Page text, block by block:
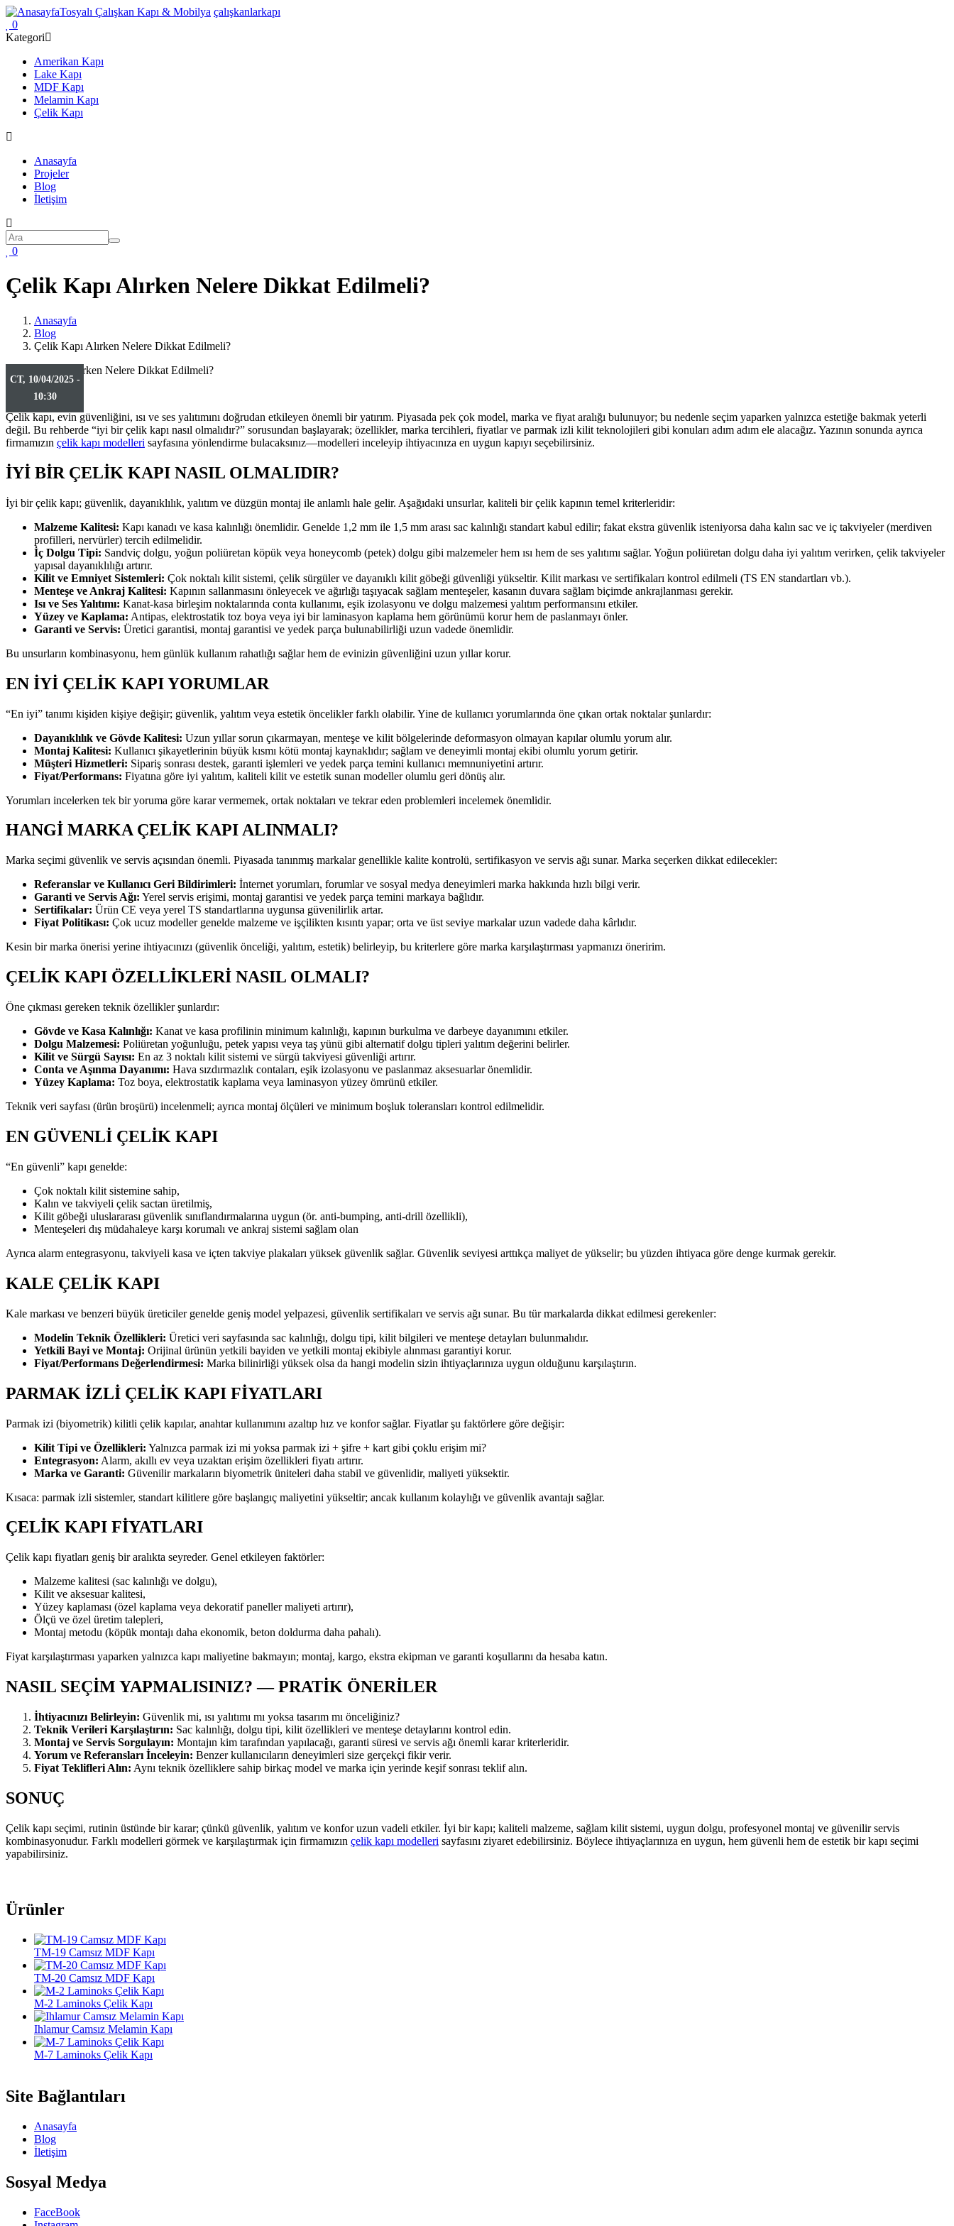
Ana
içeriğe
atla
Tosyalı Çalışkan Kapı & Mobilya çalışkanlarkapı
0
Kategori
Amerikan Kapı
Lake Kapı
MDF Kapı
Melamin Kapı
Çelik Kapı
gezinti
menüsü
Anasayfa
Projeler
Blog
İletişim
Ara
Ara
0
Çelik Kapı Alırken Nelere Dikkat Edilmeli?
Anasayfa
Blog
Çelik Kapı Alırken Nelere Dikkat Edilmeli?
CT, 10/04/2025 -
10:30
Çelik kapı, evin güvenliğini, ısı ve ses yalıtımını doğrudan etkileyen önemli bir yatırım. Piyasada pek çok model, marka ve fiyat aralığı bulunuyor; bu nedenle seçim yaparken yalnızca estetiğe bakmak yeterli
değil. Bu rehberde “iyi bir çelik kapı nasıl olmalıdır?” sorusundan başlayarak; özellikler, marka tercihleri, fiyatlar ve parmak izli kilit teknolojileri gibi konuları adım adım ele alacağız. Yazının sonunda ayrıca
firmamızın çelik kapı modelleri sayfasına yönlendirme bulacaksınız—modelleri inceleyip ihtiyacınıza en uygun kapıyı seçebilirsiniz.
İYI BIR ÇELIK KAPI NASIL OLMALIDIR?
İyi bir çelik kapı; güvenlik, dayanıklılık, yalıtım ve düzgün montaj ile anlamlı hale gelir. Aşağıdaki unsurlar, kaliteli bir çelik kapının temel kriterleridir:
Malzeme Kalitesi: Kapı kanadı ve kasa kalınlığı önemlidir. Genelde 1,2 mm ile 1,5 mm arası sac kalınlığı standart kabul edilir; fakat ekstra güvenlik isteniyorsa daha kalın sac ve iç takviyeler (merdiven
profilleri, nervürler) tercih edilmelidir.
İç Dolgu Tipi: Sandviç dolgu, yoğun poliüretan köpük veya honeycomb (petek) dolgu gibi malzemeler hem ısı hem de ses yalıtımı sağlar. Yoğun poliüretan dolgu daha iyi yalıtım verirken, çelik takviyeler
yapısal dayanıklılığı artırır.
Kilit ve Emniyet Sistemleri: Çok noktalı kilit sistemi, çelik sürgüler ve dayanıklı kilit göbeği güvenliği yükseltir. Kilit markası ve sertifikaları kontrol edilmeli (TS EN standartları vb.).
Menteşe ve Ankraj Kalitesi: Kapının sallanmasını önleyecek ve ağırlığı taşıyacak sağlam menteşeler, kasanın duvara sağlam biçimde ankrajlanması gerekir.
Isı ve Ses Yalıtımı: Kanat-kasa birleşim noktalarında conta kullanımı, eşik izolasyonu ve dolgu malzemesi yalıtım performansını etkiler.
Yüzey ve Kaplama: Antipas, elektrostatik toz boya veya iyi bir laminasyon kaplama hem görünümü korur hem de paslanmayı önler.
Garanti ve Servis: Üretici garantisi, montaj garantisi ve yedek parça bulunabilirliği uzun vadede önemlidir.
Bu unsurların kombinasyonu, hem günlük kullanım rahatlığı sağlar hem de evinizin güvenliğini uzun yıllar korur.
EN İYI ÇELIK KAPI YORUMLAR
“En iyi” tanımı kişiden kişiye değişir; güvenlik, yalıtım veya estetik öncelikler farklı olabilir. Yine de kullanıcı yorumlarında öne çıkan ortak noktalar şunlardır:
Dayanıklılık ve Gövde Kalitesi: Uzun yıllar sorun çıkarmayan, menteşe ve kilit bölgelerinde deformasyon olmayan kapılar olumlu yorum alır.
Montaj Kalitesi: Kullanıcı şikayetlerinin büyük kısmı kötü montaj kaynaklıdır; sağlam ve deneyimli montaj ekibi olumlu yorum getirir.
Müşteri Hizmetleri: Sipariş sonrası destek, garanti işlemleri ve yedek parça temini kullanıcı memnuniyetini artırır.
Fiyat/Performans: Fiyatına göre iyi yalıtım, kaliteli kilit ve estetik sunan modeller olumlu geri dönüş alır.
Yorumları incelerken tek bir yoruma göre karar vermemek, ortak noktaları ve tekrar eden problemleri incelemek önemlidir.
HANGI MARKA ÇELIK KAPI ALINMALI?
Marka seçimi güvenlik ve servis açısından önemli. Piyasada tanınmış markalar genellikle kalite kontrolü, sertifikasyon ve servis ağı sunar. Marka seçerken dikkat edilecekler:
Referanslar ve Kullanıcı Geri Bildirimleri: İnternet yorumları, forumlar ve sosyal medya deneyimleri marka hakkında hızlı bilgi verir.
Garanti ve Servis Ağı: Yerel servis erişimi, montaj garantisi ve yedek parça temini markaya bağlıdır.
Sertifikalar: Ürün CE veya yerel TS standartlarına uygunsa güvenilirlik artar.
Fiyat Politikası: Çok ucuz modeller genelde malzeme ve işçilikten kısıntı yapar; orta ve üst seviye markalar uzun vadede daha kârlıdır.
Kesin bir marka önerisi yerine ihtiyacınızı (güvenlik önceliği, yalıtım, estetik) belirleyip, bu kriterlere göre marka karşılaştırması yapmanızı öneririm.
ÇELIK KAPI ÖZELLIKLERI NASIL OLMALI?
Öne çıkması gereken teknik özellikler şunlardır:
Gövde ve Kasa Kalınlığı: Kanat ve kasa profilinin minimum kalınlığı, kapının burkulma ve darbeye dayanımını etkiler.
Dolgu Malzemesi: Poliüretan yoğunluğu, petek yapısı veya taş yünü gibi alternatif dolgu tipleri yalıtım değerini belirler.
Kilit ve Sürgü Sayısı: En az 3 noktalı kilit sistemi ve sürgü takviyesi güvenliği artırır.
Conta ve Aşınma Dayanımı: Hava sızdırmazlık contaları, eşik izolasyonu ve paslanmaz aksesuarlar önemlidir.
Yüzey Kaplama: Toz boya, elektrostatik kaplama veya laminasyon yüzey ömrünü etkiler.
Teknik veri sayfası (ürün broşürü) incelenmeli; ayrıca montaj ölçüleri ve minimum boşluk toleransları kontrol edilmelidir.
EN GÜVENLI ÇELIK KAPI
“En güvenli” kapı genelde:
Çok noktalı kilit sistemine sahip,
Kalın ve takviyeli çelik sactan üretilmiş,
Kilit göbeği uluslararası güvenlik sınıflandırmalarına uygun (ör. anti-bumping, anti-drill özellikli),
Menteşeleri dış müdahaleye karşı korumalı ve ankraj sistemi sağlam olan
Ayrıca alarm entegrasyonu, takviyeli kasa ve içten takviye plakaları yüksek güvenlik sağlar. Güvenlik seviyesi arttıkça maliyet de yükselir; bu yüzden ihtiyaca göre denge kurmak gerekir.
KALE ÇELIK KAPI
Kale markası ve benzeri büyük üreticiler genelde geniş model yelpazesi, güvenlik sertifikaları ve servis ağı sunar. Bu tür markalarda dikkat edilmesi gerekenler:
Modelin Teknik Özellikleri: Üretici veri sayfasında sac kalınlığı, dolgu tipi, kilit bilgileri ve menteşe detayları bulunmalıdır.
Yetkili Bayi ve Montaj: Orijinal ürünün yetkili bayiden ve yetkili montaj ekibiyle alınması garantiyi korur.
Fiyat/Performans Değerlendirmesi: Marka bilinirliği yüksek olsa da hangi modelin sizin ihtiyaçlarınıza uygun olduğunu karşılaştırın.
PARMAK İZLI ÇELIK KAPI FIYATLARI
Parmak izi (biyometrik) kilitli çelik kapılar, anahtar kullanımını azaltıp hız ve konfor sağlar. Fiyatlar şu faktörlere göre değişir:
Kilit Tipi ve Özellikleri: Yalnızca parmak izi mi yoksa parmak izi + şifre + kart gibi çoklu erişim mi?
Entegrasyon: Alarm, akıllı ev veya uzaktan erişim özellikleri fiyatı artırır.
Marka ve Garanti: Güvenilir markaların biyometrik üniteleri daha stabil ve güvenlidir, maliyeti yüksektir.
Kısaca: parmak izli sistemler, standart kilitlere göre başlangıç maliyetini yükseltir; ancak kullanım kolaylığı ve güvenlik avantajı sağlar.
ÇELIK KAPI FIYATLARI
Çelik kapı fiyatları geniş bir aralıkta seyreder. Genel etkileyen faktörler:
Malzeme kalitesi (sac kalınlığı ve dolgu),
Kilit ve aksesuar kalitesi,
Yüzey kaplaması (özel kaplama veya dekoratif paneller maliyeti artırır),
Ölçü ve özel üretim talepleri,
Montaj metodu (köpük montajı daha ekonomik, beton doldurma daha pahalı).
Fiyat karşılaştırması yaparken yalnızca kapı maliyetine bakmayın; montaj, kargo, ekstra ekipman ve garanti koşullarını da hesaba katın.
NASIL SEÇIM YAPMALISINIZ? — PRATIK ÖNERILER
İhtiyacınızı Belirleyin: Güvenlik mi, ısı yalıtımı mı yoksa tasarım mı önceliğiniz?
Teknik Verileri Karşılaştırın: Sac kalınlığı, dolgu tipi, kilit özellikleri ve menteşe detaylarını kontrol edin.
Montaj ve Servis Sorgulayın: Montajın kim tarafından yapılacağı, garanti süresi ve servis ağı önemli karar kriterleridir.
Yorum ve Referansları İnceleyin: Benzer kullanıcıların deneyimleri size gerçekçi fikir verir.
Fiyat Teklifleri Alın: Aynı teknik özelliklere sahip birkaç model ve marka için yerinde keşif sonrası teklif alın.
SONUÇ
Çelik kapı seçimi, rutinin üstünde bir karar; çünkü güvenlik, yalıtım ve konfor uzun vadeli etkiler. İyi bir kapı; kaliteli malzeme, sağlam kilit sistemi, uygun dolgu, profesyonel montaj ve güvenilir servis
kombinasyonudur. Farklı modelleri görmek ve karşılaştırmak için firmamızın çelik kapı modelleri sayfasını ziyaret edebilirsiniz. Böylece ihtiyaçlarınıza en uygun, hem güvenli hem de estetik bir kapı seçimi
yapabilirsiniz.
Ürünler
TM-19 Camsız MDF Kapı
TM-20 Camsız MDF Kapı
M-2 Laminoks Çelik Kapı
Ihlamur Camsız Melamin Kapı
M-7 Laminoks Çelik Kapı
Site Bağlantıları
Anasayfa
Blog
İletişim
Sosyal Medya
FaceBook